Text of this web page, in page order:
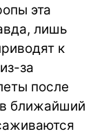
эта
лишь
к
за
после
ближайший